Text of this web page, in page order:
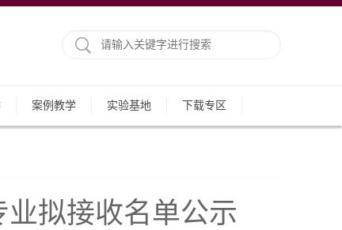
案例教学 实验基地 下载专区
拟接收名单公示